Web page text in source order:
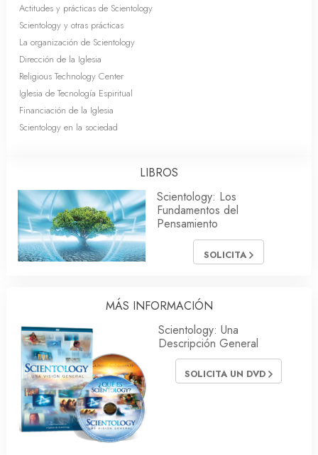
Actitudes y prácticas de Scientology
Scientology y otras prácticas
La organización de Scientology
Dirección de la Iglesia
Religious Technology Center
Iglesia de Tecnología Espiritual
Financiación de la Iglesia
Scientology en la sociedad
LIBROS
Scientology: Los
Fundamentos del
Pensamiento
SOLICITA
MÁS INFORMACIÓN
Scientology: Una
Descripción General
SOLICITA UN DVD